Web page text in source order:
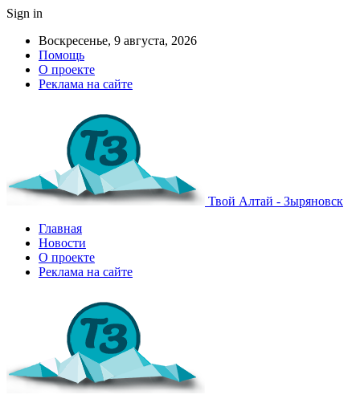
Sign in
Воскресенье, 9 августа, 2026
Помощь
О проекте
Реклама на сайте
Твой Алтай - Зыряновск
Главная
Новости
О проекте
Реклама на сайте